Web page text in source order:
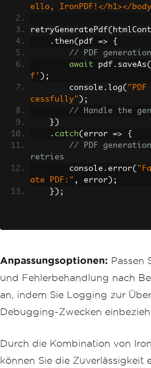
ello, IronPDF!</h1></
retryGeneratePdf(
. then( pdf =>
{
// PDF generation
await pdf . saveAs(
f' );
        console
. log(
cessfully" );
// Handle the
})
. catch( error =>
{
// PDF
retries
        console
. error(
ate PDF:" , error );
});
Anpassungsoptionen: Passen
und Fehlerbehandlung nach
an, indem Sie Logging zur
Debugging-Zwecken
Durch die Kombination von
können Sie die Zuverlässigkeit